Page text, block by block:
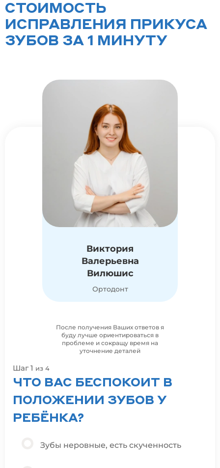
СТОИМОСТЬ
ИСПРАВЛЕНИЯ ПРИКУСА
ЗУБОВ ЗА 1 МИНУТУ
Шаг 1 из 4
ЧТО ВАС БЕСПОКОИТ В
ПОЛОЖЕНИИ ЗУБОВ У
РЕБЁНКА?
Зубы неровные, есть скученность
Виктория
Валерьевна
Вилюшис
Ортодонт
После получения Ваших ответов я
буду лучше ориентироваться в
проблеме и сокращу время на
уточнение деталей